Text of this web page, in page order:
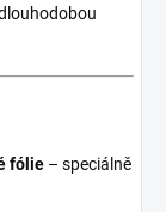
fólie – speciálně